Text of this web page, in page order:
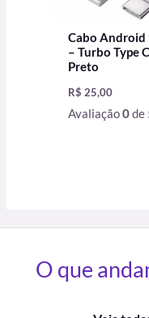
Cabo Android
– Turbo Type
Preto
R$ 25,00
Avaliação0de
O que